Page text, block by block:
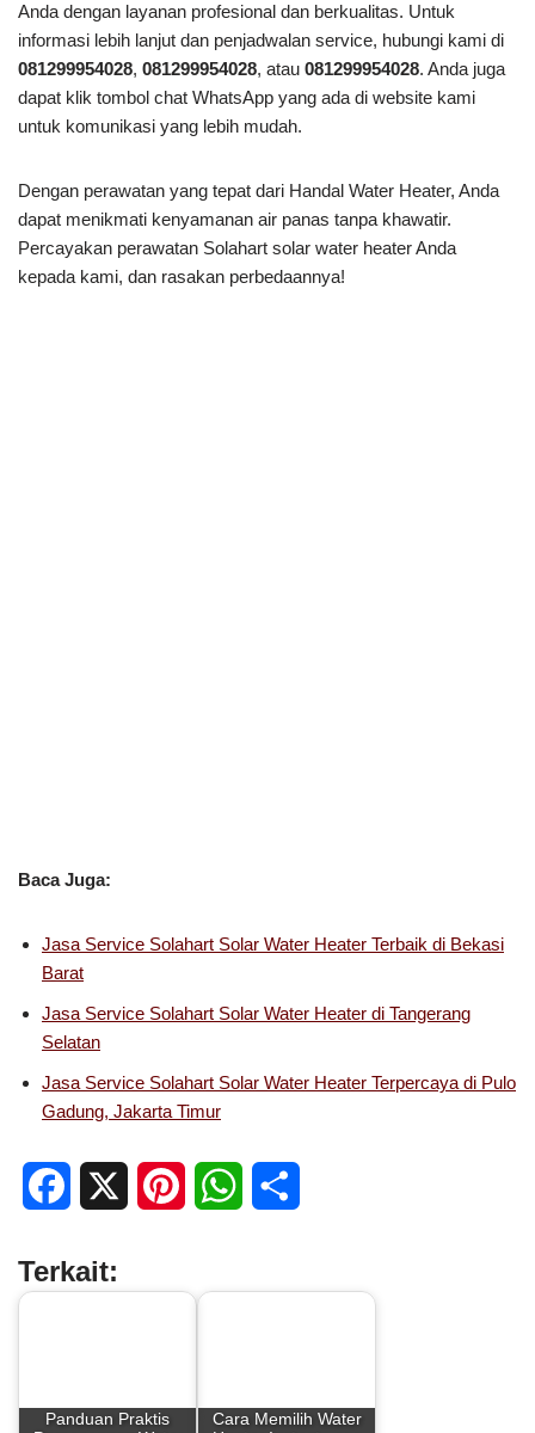
Anda dengan layanan profesional dan berkualitas. Untuk
informasi lebih lanjut dan penjadwalan service, hubungi kami di
081299954028, 081299954028, atau 081299954028. Anda juga
dapat klik tombol chat WhatsApp yang ada di website kami
untuk komunikasi yang lebih mudah.
Dengan perawatan yang tepat dari Handal Water Heater, Anda
dapat menikmati kenyamanan air panas tanpa khawatir.
Percayakan perawatan Solahart solar water heater Anda
kepada kami, dan rasakan perbedaannya!
Baca Juga:
Jasa Service Solahart Solar Water Heater Terbaik di Bekasi
Barat
Jasa Service Solahart Solar Water Heater di Tangerang
Selatan
Jasa Service Solahart Solar Water Heater Terpercaya di Pulo
Gadung, Jakarta Timur
c
o A
Terkait:
Panduan Praktis
Cara Memilih Water